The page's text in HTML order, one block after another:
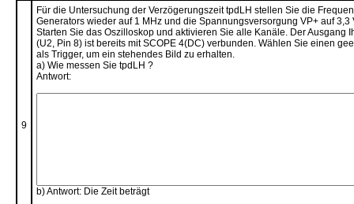
9
Für die Untersuchung der Verzögerungszeit tpdLH stellen Sie die
Generators wieder auf 1 MHz und die Spannungsversorgung VP+ auf 3,3
Starten Sie das Oszilloskop und aktivieren Sie alle Kanäle. Der Ausgang
(U2, Pin 8) ist bereits mit SCOPE 4(DC) verbunden. Wählen Sie einen
als Trigger, um ein stehendes Bild zu erhalten.
a) Wie messen Sie tpdLH ?
Antwort:
b) Antwort: Die Zeit beträgt